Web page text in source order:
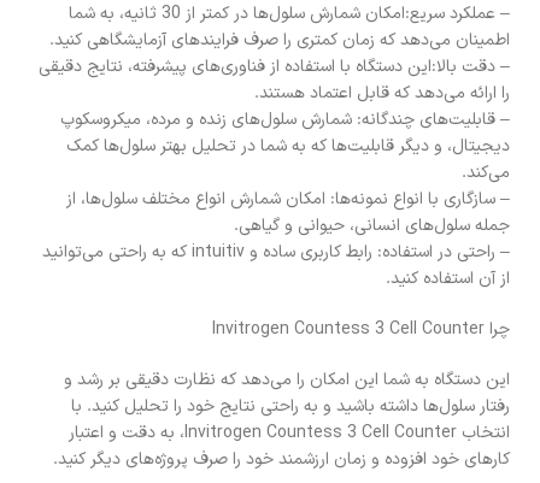
– عملکرد سریع:امکان شمارش سلول‌ها در کمتر از 30 ثانیه، به شما
اطمینان می‌دهد که زمان کمتری را صرف فرایندهای آزمایشگاهی کنید.
– دقت بالا:این دستگاه با استفاده از فناوری‌های پیشرفته، نتایج دقیقی
را ارائه می‌دهد که قابل اعتماد هستند.
– قابلیت‌های چندگانه: شمارش سلول‌های زنده و مرده، میکروسکوپ
دیجیتال، و دیگر قابلیت‌ها که به شما در تحلیل بهتر سلول‌ها کمک
می‌کند.
– سازگاری با انواع نمونه‌ها: امکان شمارش انواع مختلف سلول‌ها، از
جمله سلول‌های انسانی، حیوانی و گیاهی.
– راحتی در استفاده: رابط کاربری ساده و intuitiv که به راحتی می‌توانید
از آن استفاده کنید.
چرا Invitrogen Countess 3 Cell Counter
این دستگاه به شما این امکان را می‌دهد که نظارت دقیقی بر رشد و
رفتار سلول‌ها داشته باشید و به راحتی نتایج خود را تحلیل کنید. با
انتخاب Invitrogen Countess 3 Cell Counter، به دقت و اعتبار
کارهای خود افزوده و زمان ارزشمند خود را صرف پروژه‌های دیگر کنید.